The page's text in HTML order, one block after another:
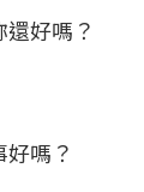
好嗎？
嗎？